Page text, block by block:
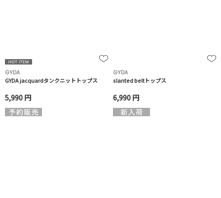
GYDA
GYDA jacquardタンクニットトップス
5,990 円
GYDA
slanted beltトップス
6,990 円